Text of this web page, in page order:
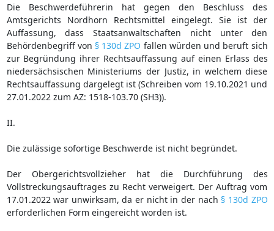
Die Beschwerdeführerin hat gegen den Beschluss des
Amtsgerichts Nordhorn Rechtsmittel eingelegt. Sie ist der
Auffassung, dass Staatsanwaltschaften nicht unter den
Behördenbegriff von § 130d ZPO fallen würden und beruft sich
zur Begründung ihrer Rechtsauffassung auf einen Erlass des
niedersächsischen Ministeriums der Justiz, in welchem diese
Rechtsauffassung dargelegt ist (Schreiben vom 19.10.2021 und
27.01.2022 zum AZ: 1518-103.70 (SH3)).
II.
Die zulässige sofortige Beschwerde ist nicht begründet.
Der Obergerichtsvollzieher hat die Durchführung des
Vollstreckungsauftrages zu Recht verweigert. Der Auftrag vom
17.01.2022 war unwirksam, da er nicht in der nach § 130d ZPO
erforderlichen Form eingereicht worden ist.